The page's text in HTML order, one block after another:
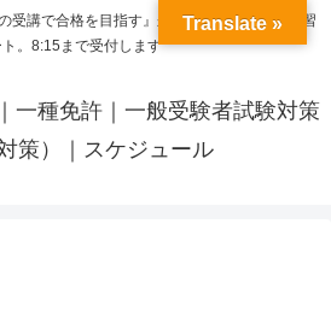
受講で合格を目指す』来呼応した時間から学習
ト。8:15まで受付します
一種免許｜一般受験者試験対策
策）｜スケジュール
Translate »